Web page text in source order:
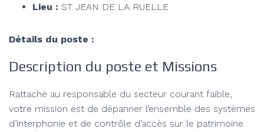
Lieu : ST JEAN DE LA RUELLE
Détails du poste :
Description du poste et Missions
Rattaché au responsable du secteur courant faible,
votre mission est de dépanner l’ensemble des systèmes
d’interphonie et de contrôle d’accès sur le patrimoine